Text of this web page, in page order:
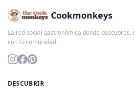
Cookmonkeys
La red social gastronómica donde descubres,
con tu comunidad.
DESCUBRIR